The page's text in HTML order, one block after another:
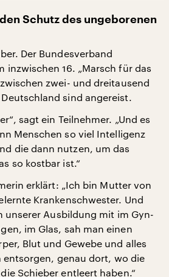
Schutz des ungeborenen
Der Bundesverband
inzwischen 16. „Marsch für das
zwei- und dreitausend
sind angereist.
sagt ein Teilnehmer. „Und es
Menschen so viel Intelligenz
die dann nutzen, um das
so kostbar ist.“
erklärt: „Ich bin Mutter von
Krankenschwester. Und
unserer Ausbildung mit im Gyn-
im Glas, sah man einen
Blut und Gewebe und alles
entsorgen, genau dort, wo die
Schieber entleert haben.“